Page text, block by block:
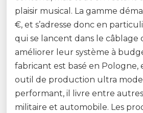
plaisir musical. La gamme
€, et s’adresse donc en
qui se lancent dans le câblage
améliorer leur système à
fabricant est basé en Pologne,
outil de production ultra
performant, il livre entre
militaire et automobile. Les